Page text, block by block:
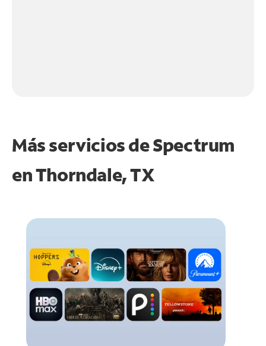
Más servicios de Spectrum
enThorndale, TX